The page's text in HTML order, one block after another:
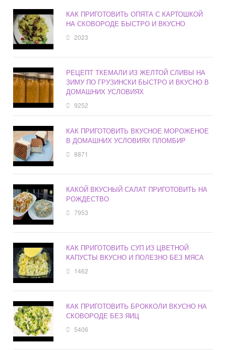
КАК ПРИГОТОВИТЬ ОПЯТА С КАРТОШКОЙ
НА СКОВОРОДЕ БЫСТРО И ВКУСНО
2023
РЕЦЕПТ ТКЕМАЛИ ИЗ ЖЕЛТОЙ СЛИВЫ НА
ЗИМУ ПО ГРУЗИНСКИ БЫСТРО И ВКУСНО В
ДОМАШНИХ УСЛОВИЯХ
9252
КАК ПРИГОТОВИТЬ ВКУСНОЕ МОРОЖЕНОЕ
В ДОМАШНИХ УСЛОВИЯХ ПЛОМБИР
8871
КАКОЙ ВКУСНЫЙ САЛАТ ПРИГОТОВИТЬ НА
РОЖДЕСТВО
7953
КАК ПРИГОТОВИТЬ СУП ИЗ ЦВЕТНОЙ
КАПУСТЫ ВКУСНО И ПОЛЕЗНО БЕЗ МЯСА
1462
КАК ПРИГОТОВИТЬ БРОККОЛИ ВКУСНО НА
СКОВОРОДЕ БЕЗ ЯИЦ
5406